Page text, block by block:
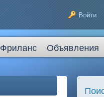
Войти
Фриланс Объявления